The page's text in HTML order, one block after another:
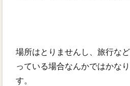
場所はとりませんし、旅行な
っている場合なんかではかな
す。